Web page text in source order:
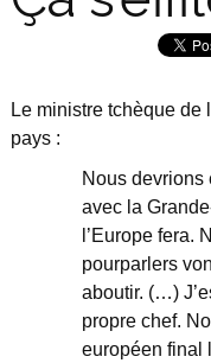
Le ministre tchèque de
pays :
Nous devrions
avec la
l’Europe fera.
pourparlers
aboutir. (…)
propre chef.
européen final